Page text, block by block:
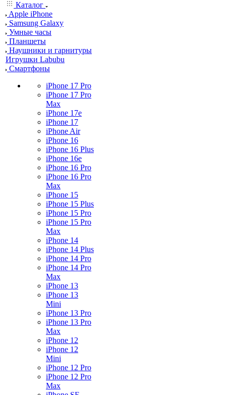
Каталог
Apple iPhone
Samsung Galaxy
Умные часы
Планшеты
Наушники и гарнитуры
Игрушки Labubu
Смартфоны
iPhone 17 Pro
iPhone 17 Pro
Max
iPhone 17e
iPhone 17
iPhone Air
iPhone 16
iPhone 16 Plus
iPhone 16e
iPhone 16 Pro
iPhone 16 Pro
Max
iPhone 15
iPhone 15 Plus
iPhone 15 Pro
iPhone 15 Pro
Max
iPhone 14
iPhone 14 Plus
iPhone 14 Pro
iPhone 14 Pro
Max
iPhone 13
iPhone 13
Mini
iPhone 13 Pro
iPhone 13 Pro
Max
iPhone 12
iPhone 12
Mini
iPhone 12 Pro
iPhone 12 Pro
Max